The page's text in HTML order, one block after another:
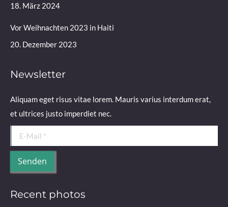
18. März 2024
Vor Weihnachten 2023 in Haiti
20. Dezember 2023
Newsletter
Aliquam eget risus vitae lorem. Mauris varius interdum erat,
et ultrices justo imperdiet nec.
E-Mail *
Senden
Recent photos